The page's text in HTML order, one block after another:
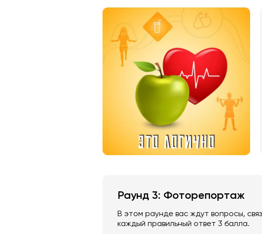
Раунд 3: Фоторепортаж
В этом раунде вас ждут вопросы,
каждый правильный ответ 3 балла.